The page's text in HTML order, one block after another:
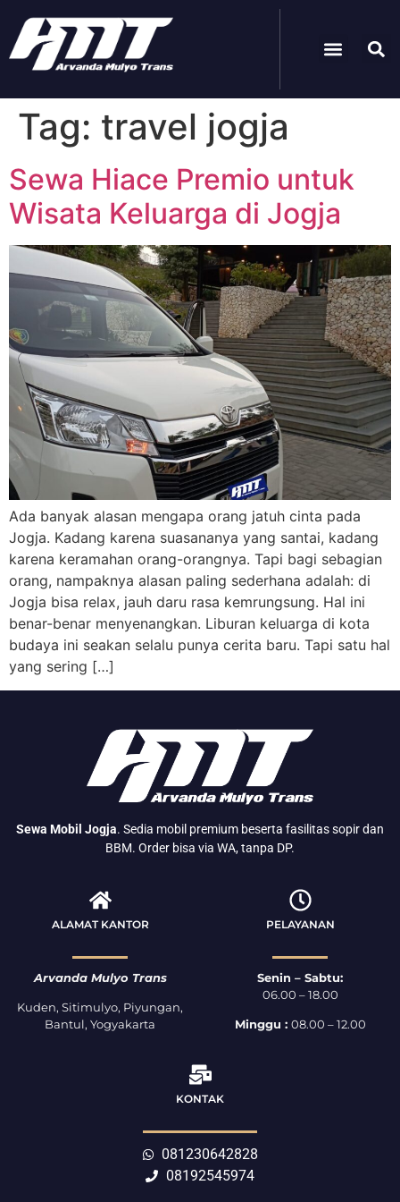
Tag: travel jogja
Sewa Hiace Premio untuk
Wisata Keluarga di Jogja
Ada banyak alasan mengapa orang jatuh cinta pada
Jogja. Kadang karena suasananya yang santai, kadang
karena keramahan orang-orangnya. Tapi bagi sebagian
orang, nampaknya alasan paling sederhana adalah: di
Jogja bisa relax, jauh daru rasa kemrungsung. Hal ini
benar-benar menyenangkan. Liburan keluarga di kota
budaya ini seakan selalu punya cerita baru. Tapi satu hal
yang sering […]
Sewa Mobil Jogja. Sedia mobil premium beserta fasilitas sopir dan
BBM. Order bisa via WA, tanpa DP.
ALAMAT KANTOR
Arvanda Mulyo Trans
Kuden, Sitimulyo, Piyungan,
Bantul, Yogyakarta
PELAYANAN
Senin – Sabtu:
06.00 – 18.00
Minggu : 08.00 – 12.00
KONTAK
081230642828
08192545974